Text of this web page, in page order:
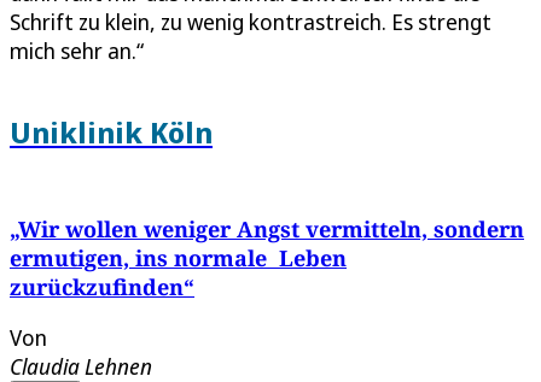
Schrift zu klein, zu wenig kontrastreich. Es strengt
mich sehr an.“
Uniklinik Köln
„Wir wollen weniger Angst vermitteln, sondern
ermutigen, ins normale Leben
zurückzufinden“
Von
Claudia Lehnen